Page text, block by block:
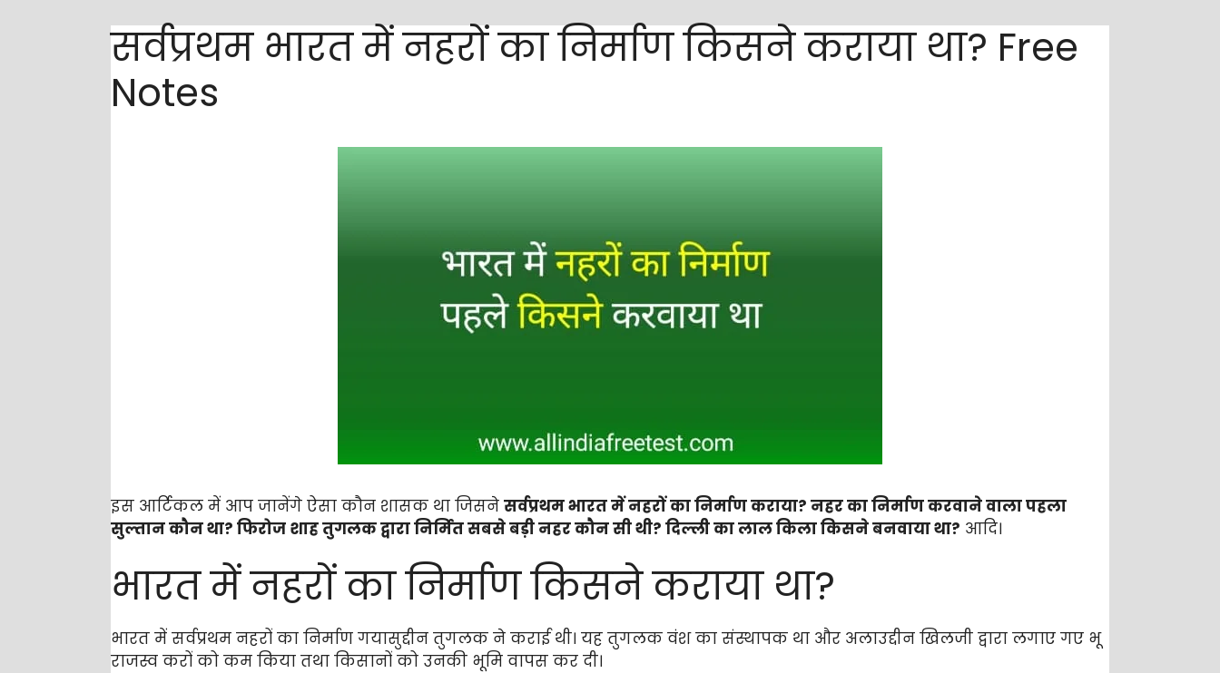
सर्वप्रथम भारत में नहरों का निर्माण किसने कराया था? Free
Notes
इस आर्टिकल में आप जानेंगे ऐसा कौन शासक था जिसने सर्वप्रथम भारत में नहरों का निर्माण कराया? नहर का निर्माण करवाने वाला पहला
सुल्तान कौन था? फिरोज शाह तुगलक द्वारा निर्मित सबसे बड़ी नहर कौन सी थी? दिल्ली का लाल किला किसने बनवाया था? आदि।
भारत में नहरों का निर्माण किसने कराया था?
भारत में सर्वप्रथम नहरों का निर्माण गयासुद्दीन तुगलक ने कराई थी। यह तुगलक वंश का संस्थापक था और अलाउद्दीन खिलजी द्वारा लगाए गए भू
राजस्व करों को कम किया तथा किसानों को उनकी भूमि वापस कर दी।